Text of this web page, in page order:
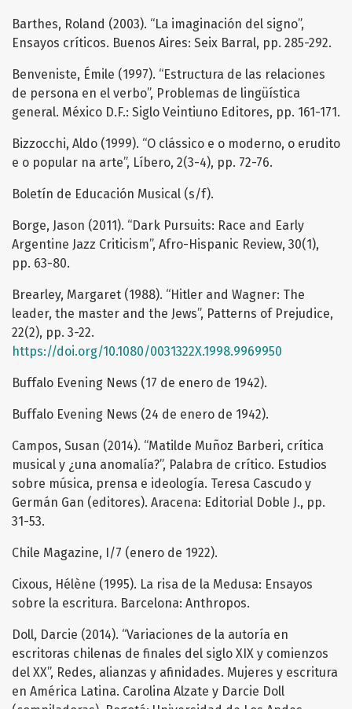
Barthes, Roland (2003). “La imaginación del signo”,
Ensayos críticos. Buenos Aires: Seix Barral, pp. 285-292.
Benveniste, Émile (1997). “Estructura de las relaciones
de persona en el verbo”, Problemas de lingüística
general. México D.F.: Siglo Veintiuno Editores, pp. 161-171.
Bizzocchi, Aldo (1999). “O clássico e o moderno, o erudito
e o popular na arte”, Líbero, 2(3-4), pp. 72-76.
Boletín de Educación Musical (s/f).
Borge, Jason (2011). “Dark Pursuits: Race and Early
Argentine Jazz Criticism”, Afro-Hispanic Review, 30(1),
pp. 63-80.
Brearley, Margaret (1988). “Hitler and Wagner: The
leader, the master and the Jews”, Patterns of Prejudice,
22(2), pp. 3-22.
https://doi.org/10.1080/0031322X.1998.9969950
Buffalo Evening News (17 de enero de 1942).
Buffalo Evening News (24 de enero de 1942).
Campos, Susan (2014). “Matilde Muñoz Barberi, crítica
musical y ¿una anomalía?”, Palabra de crítico. Estudios
sobre música, prensa e ideología. Teresa Cascudo y
Germán Gan (editores). Aracena: Editorial Doble J., pp.
31-53.
Chile Magazine, I/7 (enero de 1922).
Cixous, Hélène (1995). La risa de la Medusa: Ensayos
sobre la escritura. Barcelona: Anthropos.
Doll, Darcie (2014). “Variaciones de la autoría en
escritoras chilenas de finales del siglo XIX y comienzos
del XX”, Redes, alianzas y afinidades. Mujeres y escritura
en América Latina. Carolina Alzate y Darcie Doll